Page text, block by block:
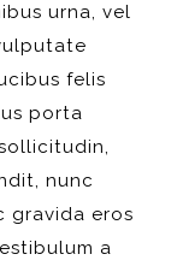
urna, vel
felis
porta
nunc
gravida eros
a